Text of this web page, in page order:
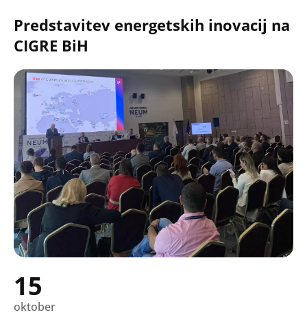
Predstavitev energetskih inovacij na
CIGRE BiH
15
oktober